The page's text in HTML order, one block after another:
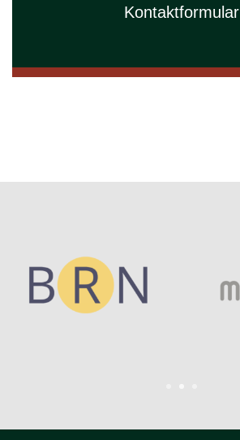
Kontaktformular